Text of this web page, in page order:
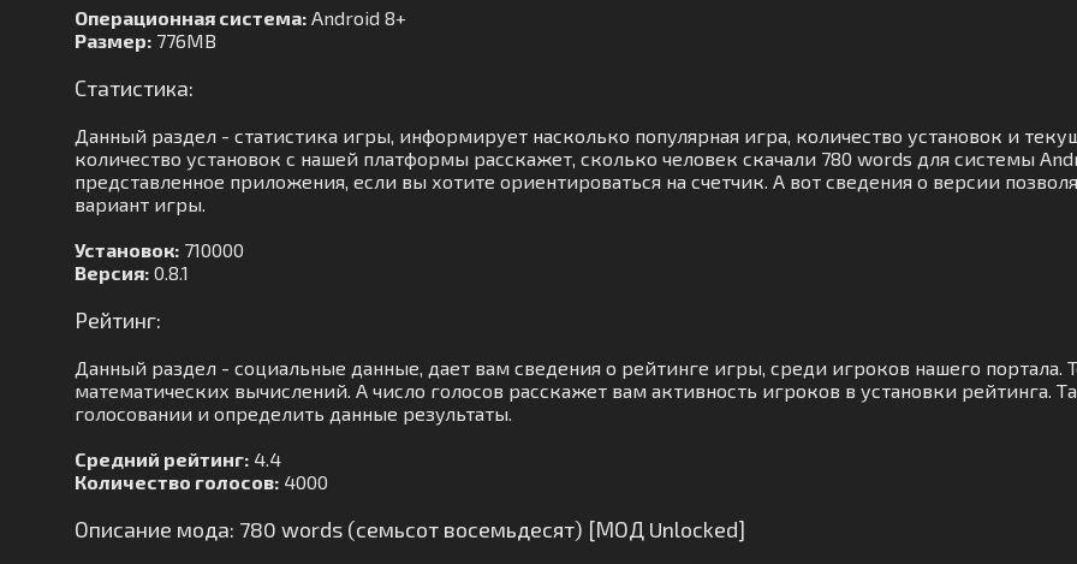
Операционная система: Android 8+
Размер: 776MB
Статистика:
Данный раздел - статистика игры, информирует насколько популярная игра, количество установок и
количество установок с нашей платформы расскажет, сколько человек скачали 780 words для системы
представленное приложения, если вы хотите ориентироваться на счетчик. А вот сведения о версии
вариант игры.
Установок: 710000
Версия: 0.8.1
Рейтинг:
Данный раздел - социальные данные, дает вам сведения о рейтинге игры, среди игроков нашего портала.
математических вычислений. А число голосов расскажет вам активность игроков в установки рейтинга.
голосовании и определить данные результаты.
Средний рейтинг: 4.4
Количество голосов: 4000
Описание мода: 780 words (семьсот восемьдесят) [МОД Unlocked]